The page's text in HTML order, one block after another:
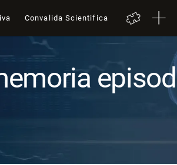
Convalida Scientifica